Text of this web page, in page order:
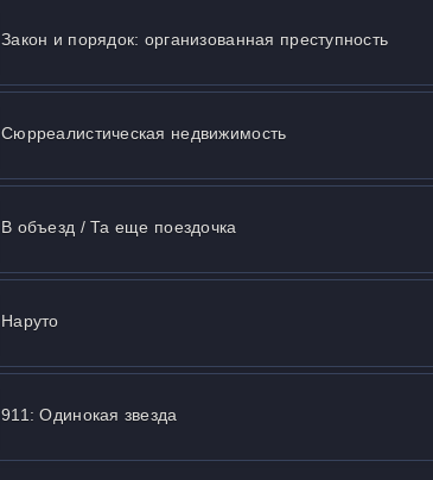
Закон и порядок: организованная преступность
Сюрреалистическая недвижимость
В объезд / Та еще поездочка
Наруто
911: Одинокая звезда